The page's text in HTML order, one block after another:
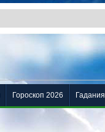
Гороскоп 2026 Гадания